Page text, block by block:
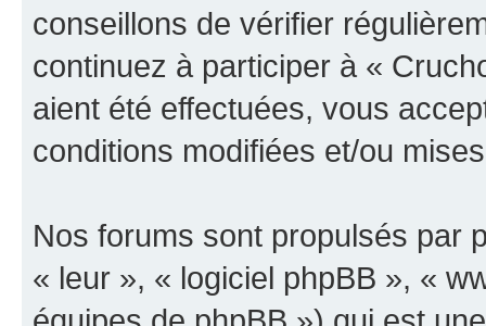
conseillons de vérifier
continuez à participer à «
aient été effectuées, vous
conditions modifiées et/ou
Nos forums sont propulsés par
« leur », « logiciel phpBB », «